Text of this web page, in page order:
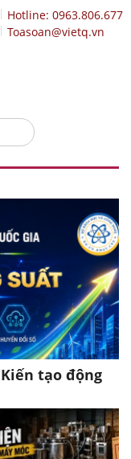
Hotline: 0963.806.677
Toasoan@vietq.vn
Kiến tạo động